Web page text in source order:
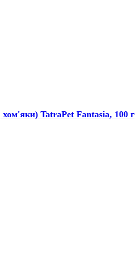
хом'яки) TatraPet Fantasia, 100 г